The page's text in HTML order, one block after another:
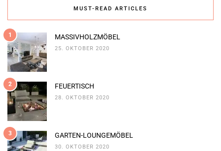
MUST-READ ARTICLES
1 MASSIVHOLZMÖBEL
25. OKTOBER 2020
2 FEUERTISCH
28. OKTOBER 2020
3 GARTEN-LOUNGEMÖBEL
30. OKTOBER 2020